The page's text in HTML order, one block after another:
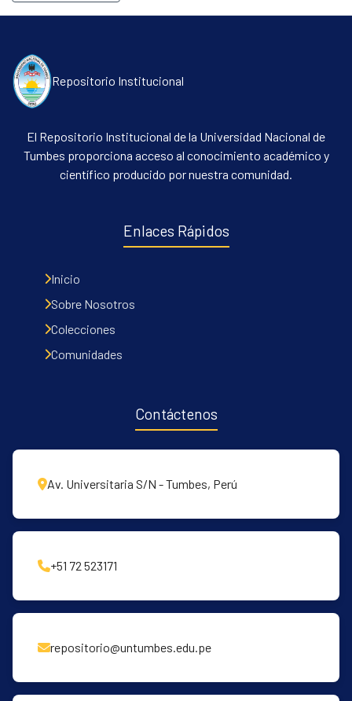
Repositorio Institucional
El Repositorio Institucional de la Universidad Nacional de
Tumbes proporciona acceso al conocimiento académico y
científico producido por nuestra comunidad.
Enlaces Rápidos
Inicio
Sobre Nosotros
Colecciones
Comunidades
Contáctenos
Av. Universitaria S/N - Tumbes, Perú
+51 72 523171
repositorio@untumbes.edu.pe